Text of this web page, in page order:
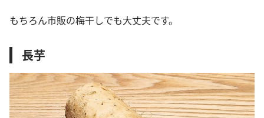
もちろん市販の梅干しでも大丈夫です。
長芋